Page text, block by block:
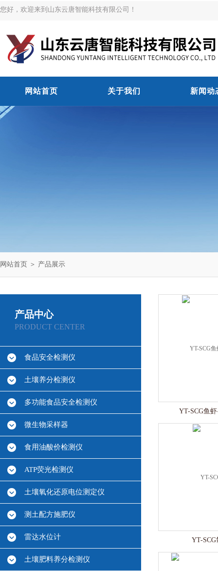
您好，欢迎来到山东云唐智能科技有限公司！
网站首页 关于我们 新闻动
网站首页 ＞ 产品展示
产品中心
PRODUCT CENTER
食品安全检测仪
土壤养分检测仪
多功能食品安全检测仪
微生物采样器
食用油酸价检测仪
ATP荧光检测仪
土壤氧化还原电位测定仪
测土配方施肥仪
雷达水位计
土壤肥料养分检测仪
YT-SCG鱼
YT-